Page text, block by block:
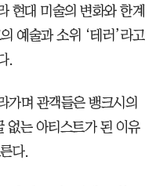
현대 미술의 변화와 한계
예술과 소위 ‘테러’라고
.
가며 관객들은 뱅크시의
없는 아티스트가 된 이유
다.